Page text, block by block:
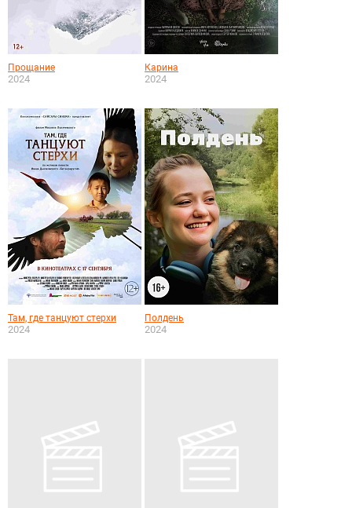
Прощание
2024
Карина
2024
Там, где танцуют стерхи
2024
Полдень
2024